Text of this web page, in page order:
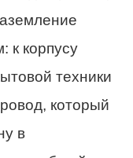
к корпусу
техники
который
в